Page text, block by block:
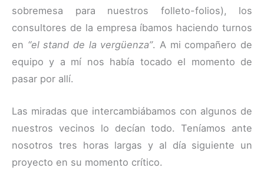
sobremesa para nuestros folleto-folios), los
consultores de la empresa íbamos haciendo turnos
en “el stand de la vergüenza”. A mi compañero de
equipo y a mí nos había tocado el momento de
pasar por allí.
Las miradas que intercambiábamos con algunos de
nuestros vecinos lo decían todo. Teníamos ante
nosotros tres horas largas y al día siguiente un
proyecto en su momento crítico.